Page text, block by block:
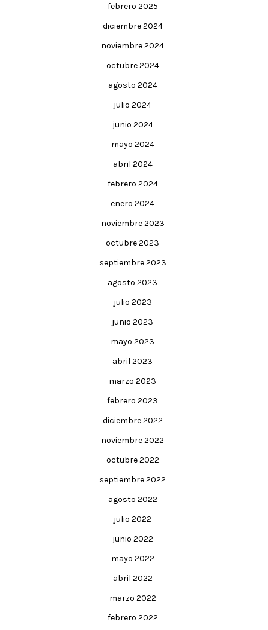
febrero 2025
diciembre 2024
noviembre 2024
octubre 2024
agosto 2024
julio 2024
junio 2024
mayo 2024
abril 2024
febrero 2024
enero 2024
noviembre 2023
octubre 2023
septiembre 2023
agosto 2023
julio 2023
junio 2023
mayo 2023
abril 2023
marzo 2023
febrero 2023
diciembre 2022
noviembre 2022
octubre 2022
septiembre 2022
agosto 2022
julio 2022
junio 2022
mayo 2022
abril 2022
marzo 2022
febrero 2022